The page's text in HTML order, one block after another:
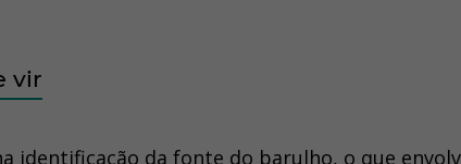
vir
identificação da fonte do barulho, o que